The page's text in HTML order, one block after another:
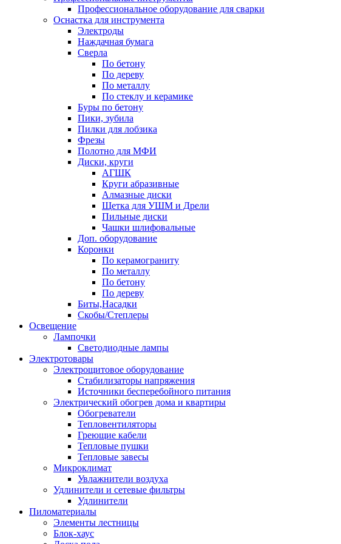
Профессиональное оборудование для сварки
Оснастка для инструмента
Электроды
Наждачная бумага
Сверла
По бетону
По дереву
По металлу
По стеклу и керамике
Буры по бетону
Пики, зубила
Пилки для лобзика
Фрезы
Полотно для МФИ
Диски, круги
АГШК
Круги абразивные
Алмазные диски
Щетка для УШМ и Дрели
Пильные диски
Чашки шлифовальные
Доп. оборудование
Коронки
По керамограниту
По металлу
По бетону
По дереву
Биты,Насадки
Скобы/Степлеры
Освещение
Лампочки
Светодиодные лампы
Электротовары
Электрощитовое оборудование
Стабилизаторы напряжения
Источники бесперебойного питания
Электрический обогрев дома и квартиры
Обогреватели
Тепловентиляторы
Греющие кабели
Тепловые пушки
Тепловые завесы
Микроклимат
Увлажнители воздуха
Удлинители и сетевые фильтры
Удлинители
Пиломатериалы
Элементы лестницы
Блок-хаус